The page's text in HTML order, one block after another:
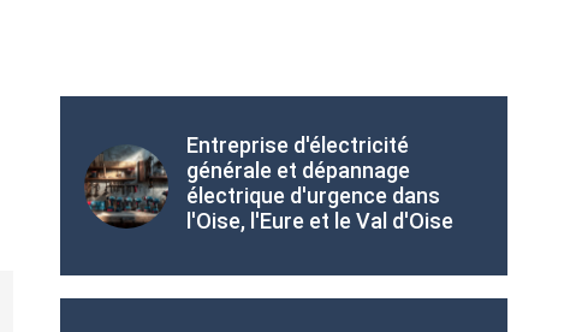
Entreprise d'électricité
générale et dépannage
électrique d'urgence dans
l'Oise, l'Eure et le Val d'Oise